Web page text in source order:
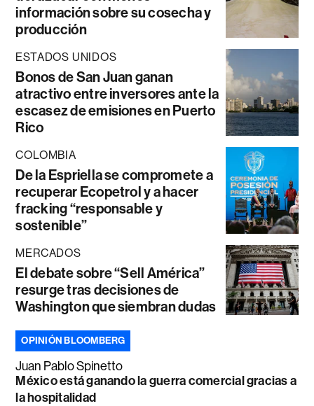
información sobre su cosecha y
producción
ESTADOS UNIDOS
Bonos de San Juan ganan
atractivo entre inversores ante la
escasez de emisiones en Puerto
Rico
COLOMBIA
De la Espriella se compromete a
recuperar Ecopetrol y a hacer
fracking “responsable y
sostenible”
MERCADOS
El debate sobre “Sell América”
resurge tras decisiones de
Washington que siembran dudas
OPINIÓN BLOOMBERG
Juan Pablo Spinetto
México está ganando la guerra comercial gracias a
la hospitalidad